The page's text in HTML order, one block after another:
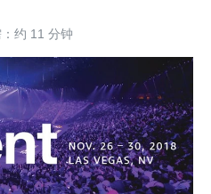
约 11 分钟